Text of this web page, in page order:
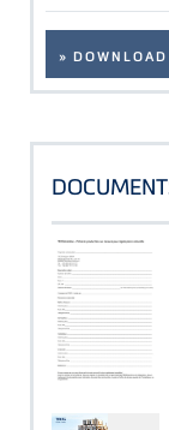
» DOWNLOAD